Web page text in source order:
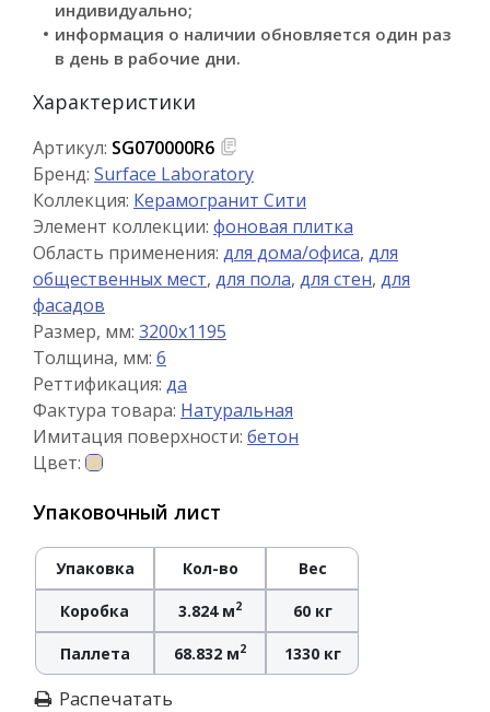
индивидуально;
информация о наличии обновляется один раз
в день в рабочие дни.
Характеристики
Артикул: SG070000R6
Бренд: Surface Laboratory
Коллекция: Керамогранит Сити
Элемент коллекции: фоновая плитка
Область применения: для дома/офиса, для
общественных мест, для пола, для стен, для
фасадов
Размер, мм: 3200x1195
Толщина, мм: 6
Реттификация: да
Фактура товара: Натуральная
Имитация поверхности: бетон
Цвет:
Упаковочный лист
Упаковка Кол-во Вес
Коробка 3.824 м2 60 кг
Паллета 68.832 м2 1330 кг
Распечатать